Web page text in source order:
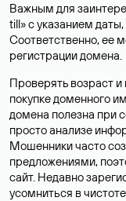
Важным для
till» с указанием
Соответственно, ее
регистрации домена.
Проверять возраст
покупке доменного
домена полезна при
просто анализе
Мошенники часто
предложениями,
сайт. Недавно
усомниться в